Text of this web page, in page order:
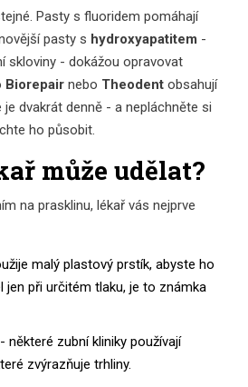
Pasty s fluoridem pomáhají
pasty s hydroxyapatitem -
skloviny - dokážou opravovat
Biorepair nebo Theodent obsahují
dvakrát denně - a nepláchněte si
ho působit.
může udělat?
na prasklinu, lékař vás nejprve
malý plastový prstík, abyste ho
jen při určitém tlaku, je to známka
- některé zubní kliniky používají
zvýrazňuje trhliny.